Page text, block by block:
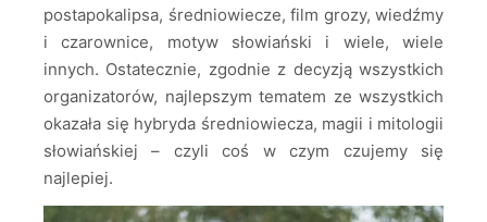
postapokalipsa, średniowiecze, film grozy, wiedźmy
i czarownice, motyw słowiański i wiele, wiele
innych. Ostatecznie, zgodnie z decyzją wszystkich
organizatorów, najlepszym tematem ze wszystkich
okazała się hybryda średniowiecza, magii i mitologii
słowiańskiej – czyli coś w czym czujemy się
najlepiej.